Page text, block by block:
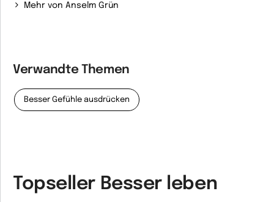
Mehr von Anselm Grün
Verwandte Themen
Besser Gefühle ausdrücken
Topseller Besser leben